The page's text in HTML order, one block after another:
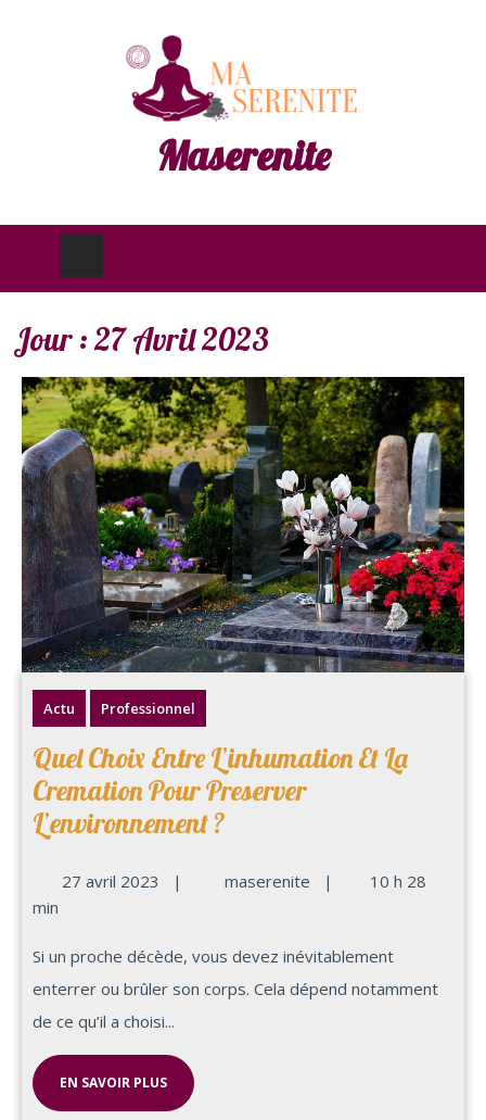
Maserenite
Jour :27 Avril 2023
Actu Professionnel
Quel Choix Entre L’inhumation Et La
Cremation Pour Preserver
L’environnement ?
27 avril 2023 | maserenite |
10 h 28
min
Si un proche décède, vous devez inévitablement
enterrer ou brûler son corps. Cela dépend notamment
de ce qu’il a choisi...
EN SAVOIR PLUS